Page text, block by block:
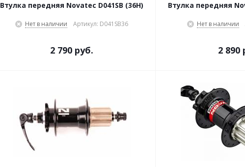
Втулка передняя Novatec D041SB (36H)
Нет в наличии Артикул: D041SB36
2 790 руб.
Втулка передняя
Нет в наличии
2 890